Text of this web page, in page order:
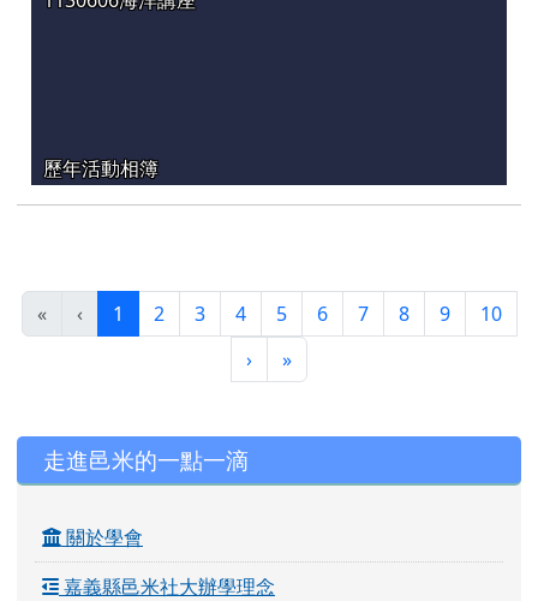
歷年活動相簿
« ‹ 1 (目前頁次)
2 3 4 5 6 7 8 9
10
›下一頁
»最後頁
左邊區域內容
走進邑米的一點一滴
關於學會
嘉義縣邑米社大辦學理念